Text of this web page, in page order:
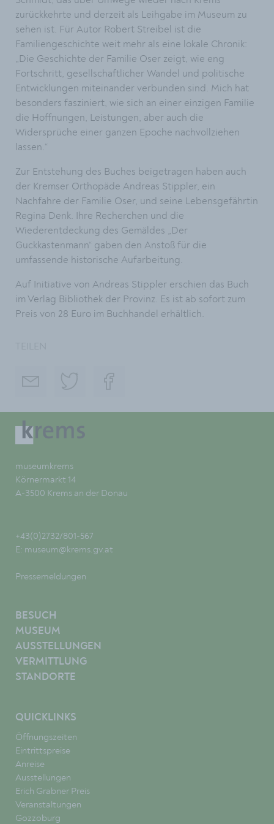
zurückkehrte und derzeit als Leihgabe im Museum zu
sehen ist. Für Autor Robert Streibel ist die
Familiengeschichte weit mehr als eine lokale Chronik:
„Die Geschichte der Familie Oser zeigt, wie eng
Fortschritt, gesellschaftlicher Wandel und politische
Entwicklungen miteinander verbunden sind. Mich hat
besonders fasziniert, wie sich an einer einzigen Familie
die Hoffnungen, Leistungen, aber auch die
Widersprüche einer ganzen Epoche nachvollziehen
lassen.“
Zur Entstehung des Buches beigetragen haben auch
der Kremser Orthopäde Andreas Stippler, ein
Nachfahre der Familie Oser, und seine Lebensgefährtin
Regina Denk. Ihre Recherchen und die
Wiederentdeckung des Gemäldes „Der
Guckkastenmann“ gaben den Anstoß für die
umfassende historische Aufarbeitung.
Auf Initiative von Andreas Stippler erschien das Buch
im Verlag Bibliothek der Provinz. Es ist ab sofort zum
Preis von 28 Euro im Buchhandel erhältlich.
museumkrems
Körnermarkt 14
A-3500 Krems an der Donau
+43(0)2732/801-567
E: museum@krems.gv.at
Pressemeldungen
BESUCH
MUSEUM
AUSSTELLUNGEN
VERMITTLUNG
STANDORTE
QUICKLINKS
Öffnungszeiten
Eintrittspreise
Anreise
Ausstellungen
Erich Grabner Preis
Veranstaltungen
Gozzoburg